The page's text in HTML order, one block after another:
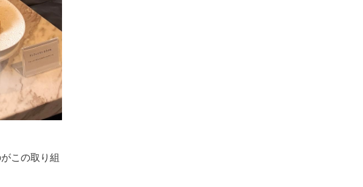
この取り組